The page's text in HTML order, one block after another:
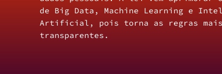
de Big Data, Machine Learning e
Artificial, pois torna as regras mais
transparentes.